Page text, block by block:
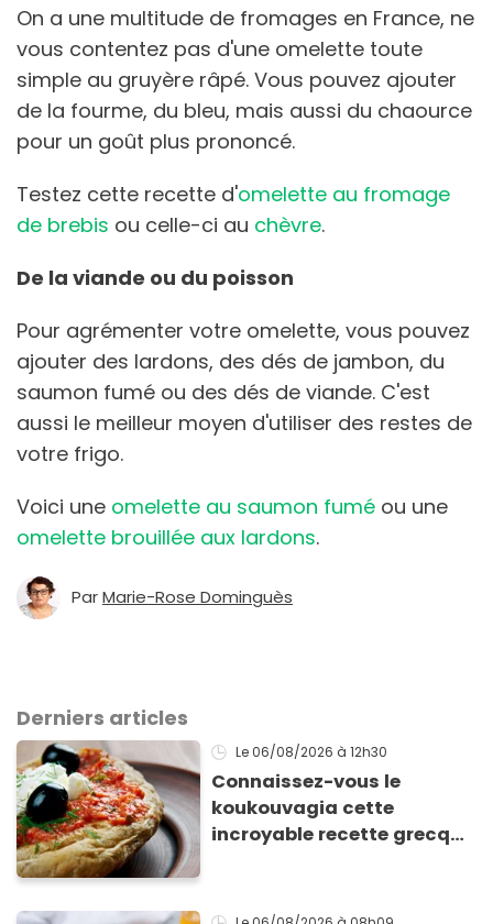
On a une multitude de fromages en France, ne
vous contentez pas d'une omelette toute
simple au gruyère râpé. Vous pouvez ajouter
de la fourme, du bleu, mais aussi du chaource
pour un goût plus prononcé.
Testez cette recette d'omelette au fromage
de brebis ou celle-ci au chèvre.
De la viande ou du poisson
Pour agrémenter votre omelette, vous pouvez
ajouter des lardons, des dés de jambon, du
saumon fumé ou des dés de viande. C'est
aussi le meilleur moyen d'utiliser des restes de
votre frigo.
Voici une omelette au saumon fumé ou une
omelette brouillée aux lardons.
ParMarie-Rose Dominguès
Derniers articles
Le 06/08/2026 à 12h30
Connaissez-vous le
koukouvagia cette
incroyable recette grecque